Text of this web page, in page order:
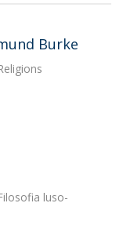
Burke
luso-